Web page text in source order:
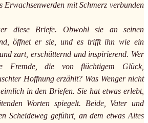
Erwachsenwerden mit Schmerz verbunden
diese Briefe. Obwohl sie an seinen
öffnet er sie, und es trifft ihn wie ein
zart, erschütternd und inspirierend. Wer
Fremde, die von flüchtigem Glück,
Hoffnung erzählt? Was Wenger nicht
in den Briefen. Sie hat etwas erlebt,
Worten spiegelt. Beide, Vater und
Scheideweg geführt, an dem etwas Altes